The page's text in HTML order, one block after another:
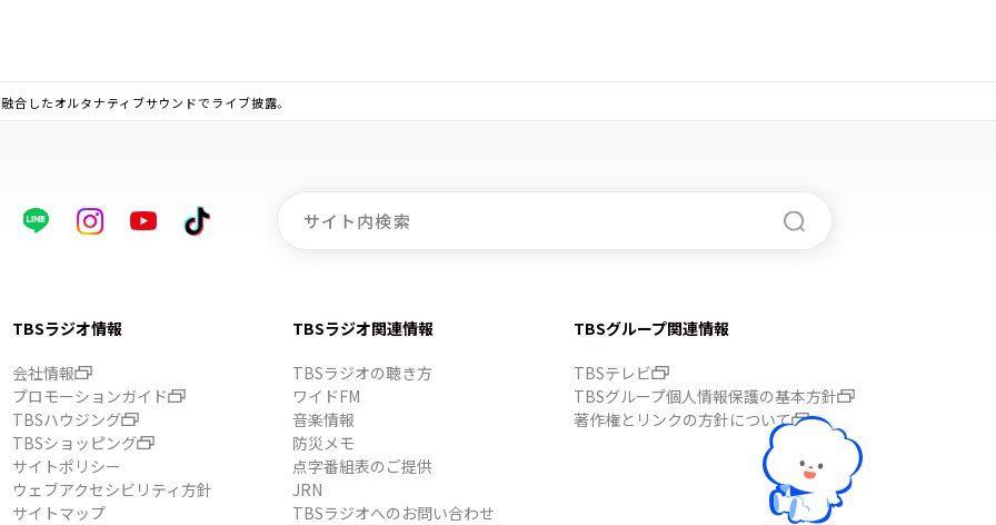
合したオルタナティブサウンドでライブ披露。
TBSラジオ情報
会社情報
プロモーションガイド
TBSハウジング
TBSショッピング
サイトポリシー
ウェブアクセシビリティ方針
サイトマップ
TBSラジオ関連情報
TBSラジオの聴き方
ワイドFM
音楽情報
防災メモ
点字番組表のご提供
JRN
TBSラジオへのお問い合わせ
TBSグループ関連情報
TBSテレビ
TBSグループ個人情報保護の基本方針
著作権とリンクの方針について